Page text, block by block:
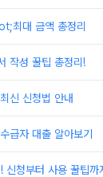
최대 금액 총정리
작성 꿀팁 총정리!
신 신청법 안내
급자 대출 알아보기
청부터 사용 꿀팁까